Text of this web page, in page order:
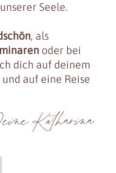
Seele.
, als
oder bei
dich auf deinem
auf eine Reise
Katharina